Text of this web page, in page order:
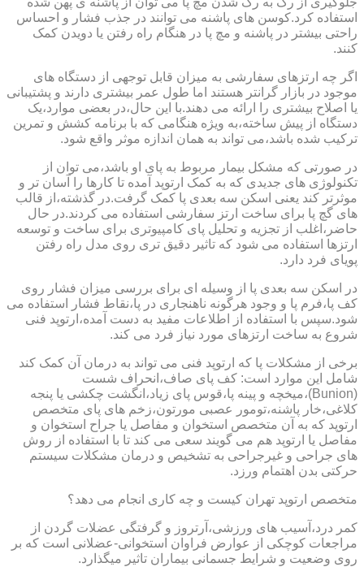
استفاده کرد.کوسن های پاشنه می توانند در جذب فشار و احساس
راحتی بیشتر در پاشنه و مچ پا در هنگام راه رفتن یا دویدن کمک
کنند.
اگر چه ارتزهای سفارشی به میزان قابل توجهی از دستگاه های
موجود در بازار گرانتر هستند اما طول عمر بیشتری دارند و پشتیبانی
یا اصلاح بیشتری را ارائه می دهند.با این حال،در بعضی موارد،یک
دستگاه از پیش ساخته،به ویژه هنگامی که با برنامه کشش و تمرین
ترکیب شده باشد،می تواند به همان اندازه موثر واقع شود.
در صورتی که مشکل بیمار مربوط به پای او باشد،می توان از
تکنولوژی های جدیدی که به کمک ارتوپد آمده تا کارها را آسان تر و
موثرتر کند یعنی اسکن سه بعدی پا کمک گرفت.در گذشته،از قالب
های گچ پا برای ساخت ارتز سفارشی استفاده می کردند.در حال
حاضر،اغلب از تجزیه و تحلیل پای کامپیوتری برای ساخت و توسعه
ارتزها استفاده می شود که تاثیر دقیق تری روی مدل راه رفتن
پویای فرد دارد.
در اسکن سه بعدی پا از وسیله ای برای بررسی میزان فشار روی
کف پا،فرم پا و وجود هرگونه ناهنجاری در پا،نقاط فشار استفاده می
شود.سپس با استفاده از اطلاعات مفید به دست آمده،ارتوپد فنی
شروع به ساخت ارتزهای مورد نیاز فرد می کند.
برخی از مشکلات پا که ارتوپد فنی می تواند به درمان آن کمک کند
شامل این موارد است: کف پای صاف،انحراف شست
(Bunion)،میخچه و پینه پا،قوس پای زیاد،انگشت چکشی یا پنجه
کلاغی،خار پاشنه،تومور عصبی مورتون،زخم های پای متخصص
ارتوپد که به آن متخصص استخوان و مفاصل یا جراح استخوان و
مفاصل یا ارتوپد هم می گویند سعی می کند تا با استفاده از روش
های جراحی و غیرجراحی به تشخیص و درمان مشکلات سیستم
حرکتی بدن اهتمام ورزد.
متخصص ارتوپد تهران کیست و چه کاری انجام می دهد؟
کمر درد،آسیب های ورزشی،آرتروز و گرفتگی عضلات گردن از
مراجعات کوچکی از عوارض فراوان استخوانی-عضلانی است که بر
روی وضعیت و شرایط جسمانی بیماران تاثیر میگذارد.